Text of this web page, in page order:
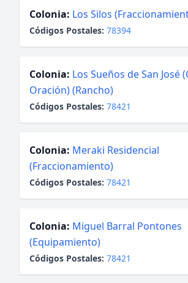
Colonia: Los Silos
Códigos Postales: 78394
Colonia: Los Sueños de San José
Oración) (Rancho)
Códigos Postales: 78421
Colonia: Meraki Residencial
(Fraccionamiento)
Códigos Postales: 78421
Colonia: Miguel Barral Pontones
(Equipamiento)
Códigos Postales: 78421